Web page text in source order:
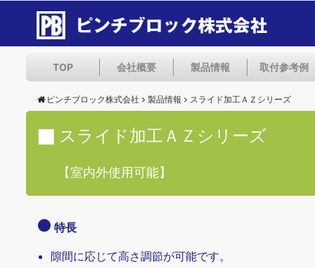
TOP 会社概要 製品情報 取付参考例
ピンチブロック株式会社 製品情報 スライド加工ＡＺシリーズ
スライド加工ＡＺシリーズ
【室内外使用可能】
特長
隙間に応じて高さ調節が可能です。